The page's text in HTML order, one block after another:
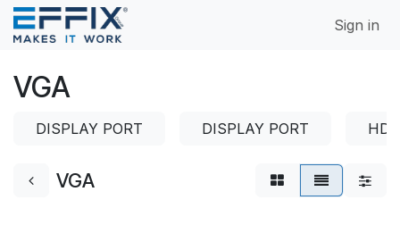
Skip to Content
Sign in
VGA
DISPLAY PORT DISPLAY PORT
VGA